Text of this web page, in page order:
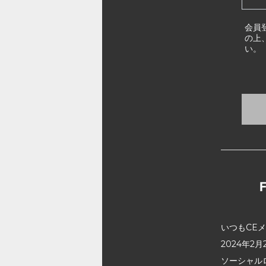
会員
の上
い。
いつもCE
2024年2月
ソーシャ